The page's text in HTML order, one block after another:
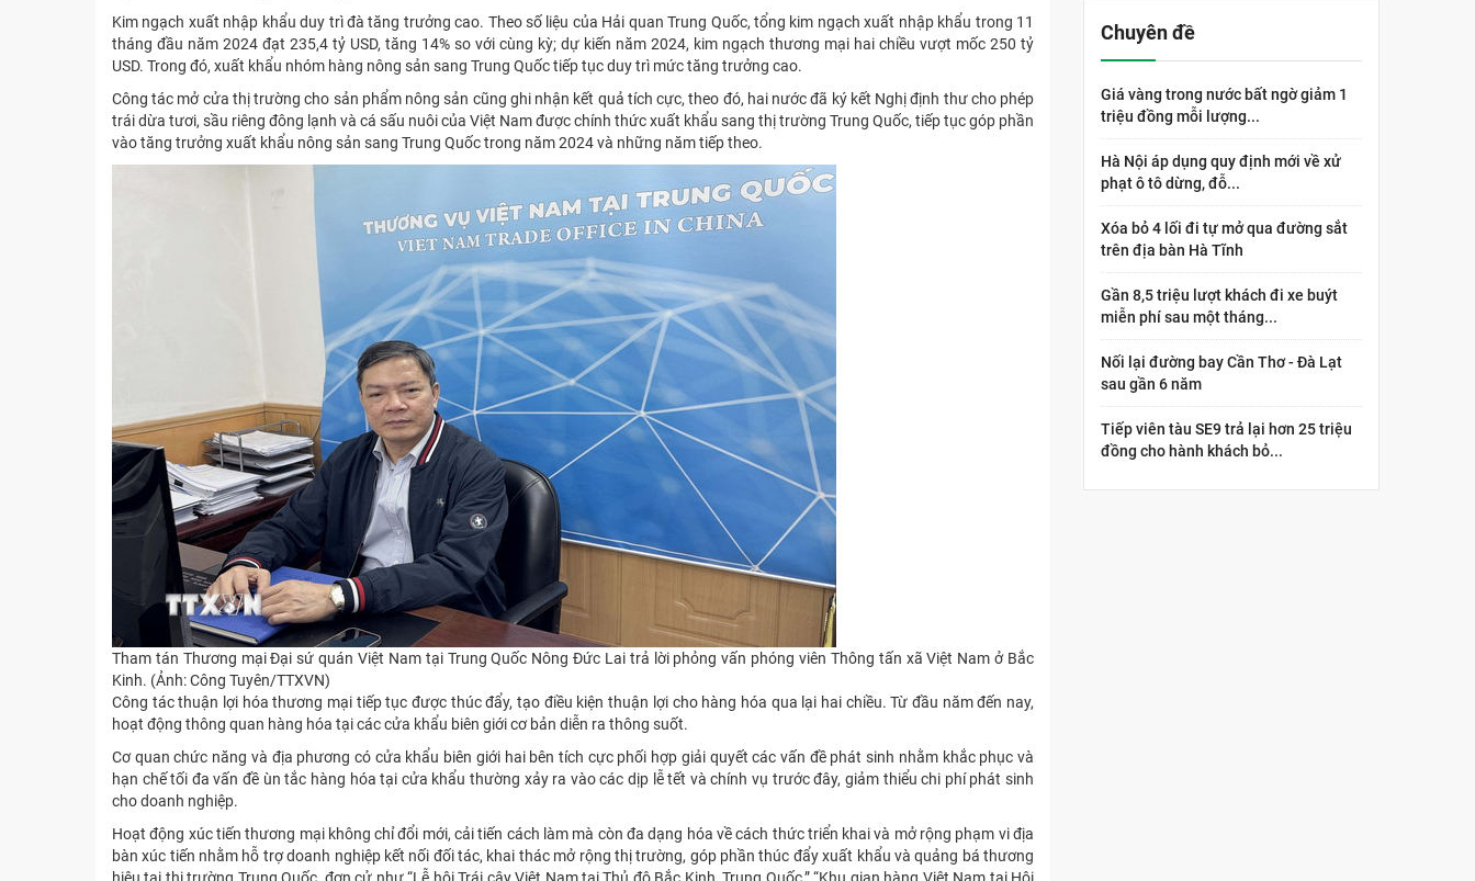
Kim ngạch xuất nhập khẩu duy trì đà tăng trưởng cao. Theo số liệu của Hải quan Trung Quốc, tổng kim ngạch xuất nhập khẩu trong 11
tháng đầu năm 2024 đạt 235,4 tỷ USD, tăng 14% so với cùng kỳ; dự kiến năm 2024, kim ngạch thương mại hai chiều vượt mốc 250 tỷ
USD. Trong đó, xuất khẩu nhóm hàng nông sản sang Trung Quốc tiếp tục duy trì mức tăng trưởng cao.
Công tác mở cửa thị trường cho sản phẩm nông sản cũng ghi nhận kết quả tích cực, theo đó, hai nước đã ký kết Nghị định thư cho phép
trái dừa tươi, sầu riêng đông lạnh và cá sấu nuôi của Việt Nam được chính thức xuất khẩu sang thị trường Trung Quốc, tiếp tục góp phần
vào tăng trưởng xuất khẩu nông sản sang Trung Quốc trong năm 2024 và những năm tiếp theo.
Tham tán Thương mại Đại sứ quán Việt Nam tại Trung Quốc Nông Đức Lai trả lời phỏng vấn phóng viên Thông tấn xã Việt Nam ở Bắc
Kinh. (Ảnh: Công Tuyên/TTXVN)
Công tác thuận lợi hóa thương mại tiếp tục được thúc đẩy, tạo điều kiện thuận lợi cho hàng hóa qua lại hai chiều. Từ đầu năm đến nay,
hoạt động thông quan hàng hóa tại các cửa khẩu biên giới cơ bản diễn ra thông suốt.
Cơ quan chức năng và địa phương có cửa khẩu biên giới hai bên tích cực phối hợp giải quyết các vấn đề phát sinh nhằm khắc phục và
hạn chế tối đa vấn đề ùn tắc hàng hóa tại cửa khẩu thường xảy ra vào các dịp lễ tết và chính vụ trước đây, giảm thiểu chi phí phát sinh
cho doanh nghiệp.
Hoạt động xúc tiến thương mại không chỉ đổi mới, cải tiến cách làm mà còn đa dạng hóa về cách thức triển khai và mở rộng phạm vi địa
bàn xúc tiến nhằm hỗ trợ doanh nghiệp kết nối đối tác, khai thác mở rộng thị trường, góp phần thúc đẩy xuất khẩu và quảng bá thương
hiệu tại thị trường Trung Quốc, đơn cử như “Lễ hội Trái cây Việt Nam tại Thủ đô Bắc Kinh, Trung Quốc,” “Khu gian hàng Việt Nam tại Hội
Chuyên đề
Giá vàng trong nước bất ngờ giảm 1
triệu đồng mỗi lượng...
Hà Nội áp dụng quy định mới về xử
phạt ô tô dừng, đỗ...
Xóa bỏ 4 lối đi tự mở qua đường sắt
trên địa bàn Hà Tĩnh
Gần 8,5 triệu lượt khách đi xe buýt
miễn phí sau một tháng...
Nối lại đường bay Cần Thơ - Đà Lạt
sau gần 6 năm
Tiếp viên tàu SE9 trả lại hơn 25 triệu
đồng cho hành khách bỏ...